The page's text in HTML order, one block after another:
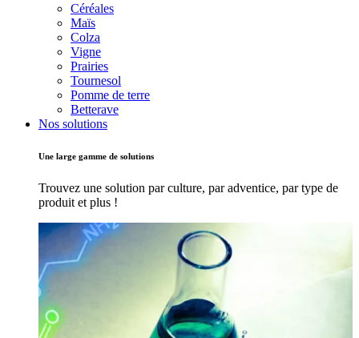
Céréales
Maïs
Colza
Vigne
Prairies
Tournesol
Pomme de terre
Betterave
Nos solutions
Une large gamme de solutions
Trouvez une solution par culture, par adventice, par type de
produit et plus !